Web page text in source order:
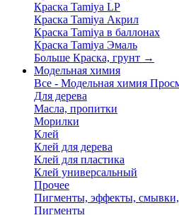
Краска Tamiya LP
Краска Tamiya Акрил
Краска Tamiya в баллонах
Краска Tamiya Эмаль
Больше Краска, грунт →
Модельная химия
Все - Модельная химия
Для дерева
Масла, пропитки
Морилки
Клей
Клей для дерева
Клей для пластика
Клей универсальный
Прочее
Пигменты, эффекты, смывки,
Пигменты